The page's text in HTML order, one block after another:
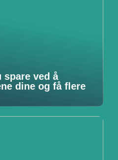
spare ved å
dine og få flere